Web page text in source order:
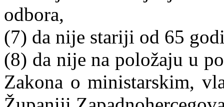
odbora,
(7) da nije stariji od 65
(8) da nije na položaju u
Zakona o ministarskim,